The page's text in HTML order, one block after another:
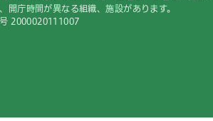
開庁時間が異なる組織、施設があります。
2000020111007